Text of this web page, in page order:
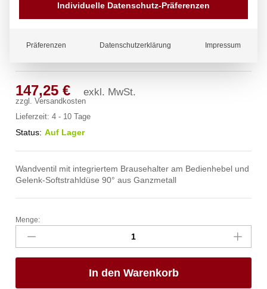
ecoSet Kneipp’sche Garnitur 1/2″
147,25€ exkl. MwSt.
zzgl.Versandkosten
Lieferzeit:4 - 10 Tage
Status: Auf Lager
Wandventil mit integriertem Brausehalter am Bedienhebel und
Gelenk-Softstrahldüse 90° aus Ganzmetall
ecoSet
Kneipp'sche
Garnitur
1/2"
Menge:
In den Warenkorb
Individuelle Datenschutz-Präferenzen
Präferenzen Datenschutzerklärung Impressum